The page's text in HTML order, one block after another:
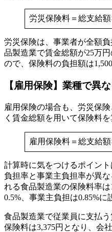
労災保険料＝総支給
労災保険は、事業者が全額
品製造業で賃金総額が25万
ので、保険料の負担額は1,500
【雇用保険】業種で異
雇用保険の場合も、労災保
く賃金総額を用いて保険料を
雇用保険料＝総支給
計算時に気をつけるポイン
負担率と事業主負担率が異
れる食品製造業の保険料率
0.5%、事業主負担は0.85%に
食品製造業で従業員に支払
保険料は3,375円となり、会